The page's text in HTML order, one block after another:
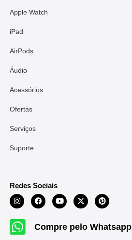
Apple Watch
iPad
AirPods
Áudio
Acessórios
Ofertas
Serviços
Suporte
Redes Sociais
Compre pelo Whatsapp